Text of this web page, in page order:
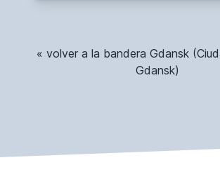
« volver a la bandera Gdansk
Gdansk)